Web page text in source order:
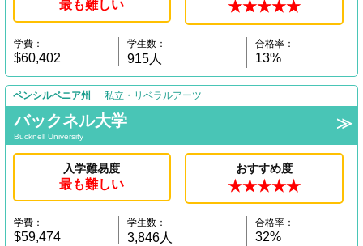
最も難しい ★★★★★
学費：
$60,402
学生数：
915人
合格率：
13%
ペンシルベニア州 私立・リベラルアーツ
バックネル大学
Bucknell University
入学難易度
最も難しい
おすすめ度
★★★★★
学費：
$59,474
学生数：
3,846人
合格率：
32%